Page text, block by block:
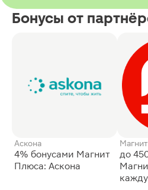
Бонусы от
Аскона
4% бонусами Магнит
Плюса: Аскона
до